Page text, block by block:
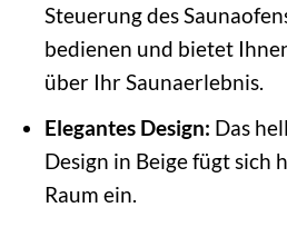
Steuerung des
bedienen und bietet
über Ihr Saunaerlebnis.
Elegantes Design: Das
Design in Beige fügt sich
Raum ein.